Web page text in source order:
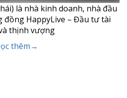
là nhà kinh doanh, nhà đầu
đồng HappyLive – Đầu tư tài
thịnh vượng
thêm→